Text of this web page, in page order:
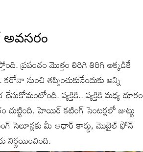
ప్రపంచం మొత్తం తిరిగి తిరిగి అక్కడికే
నుంచి తప్పించుకునేందుకు అన్ని
వ్యక్తికి.. వ్యక్తికి మధ్య దూరం
హెయిర్ కటింగ్ సెంటర్లలో జుట్టు
సెలూన్లకు మీ ఆధార్ కార్డు, మొబైల్ ఫోన్
నిర్ణయించింది.